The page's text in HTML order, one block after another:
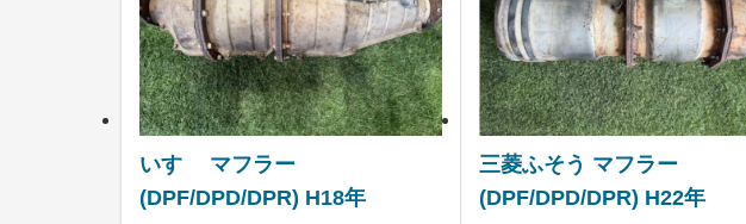
いすゞ マフラー
(DPF/DPD/DPR) H18年
三菱ふそう マフラー
(DPF/DPD/DPR) H22年